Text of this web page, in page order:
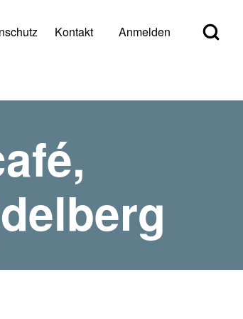
Open Search
menu
Kontakt Anmelden